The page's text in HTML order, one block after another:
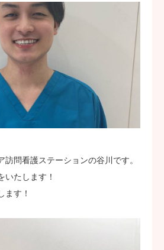
訪問看護ステーションの谷川です。
いたします！
ます！
Instagram